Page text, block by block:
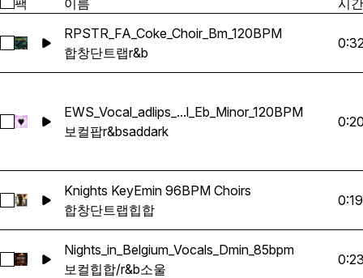
팩 이름 시간
RPSTR_FA_Coke_Choir_Bm_120BPM 선택
RPSTR_FA_Coke_Choir_Bm_120BPM
합창단트랩r&b
EWS_Vocal_adlips_...l_Eb_Minor_120BPM
보컬팝r&bsaddark
Knights KeyEmin 96BPM Choirs 선택
Knights KeyEmin 96BPM Choirs
합창단트랩힙합
0:19
Nights_in_Belgium_Vocals_Dmin_85bpm 선택
Nights_in_Belgium_Vocals_Dmin_85bpm
보컬힙합/r&b소울